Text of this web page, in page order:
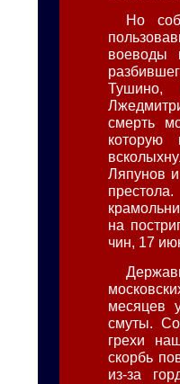
Но
воеводы
Тушино,
смерть
которую
Ляпунов
на
чин, 17
месяцев
смуты.
грехи
скорбь
из-за